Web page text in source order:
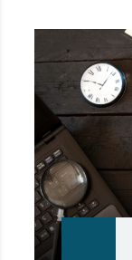
de la
implica
cotización,